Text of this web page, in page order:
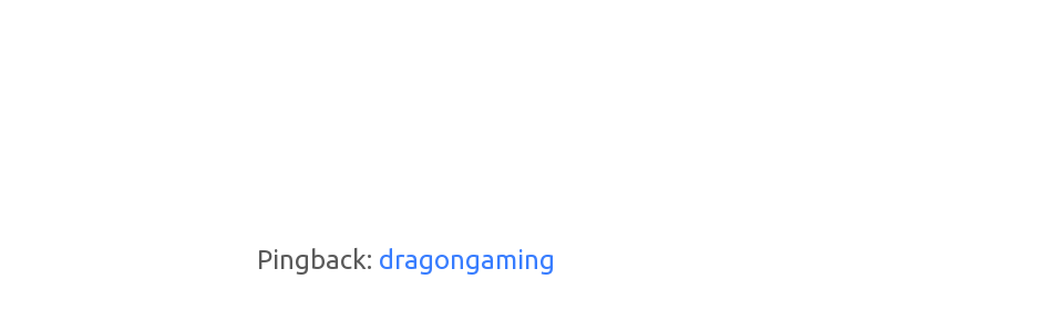
Pingback: dragongaming